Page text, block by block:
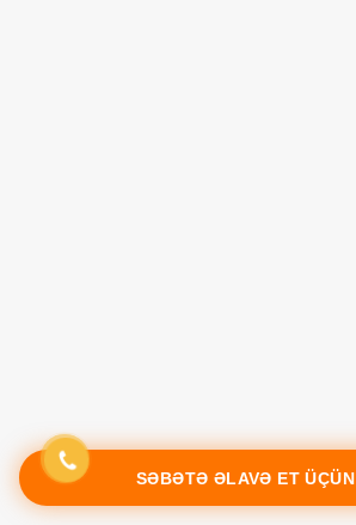
SƏBƏTƏ ƏLAVƏ ET ÜÇÜN